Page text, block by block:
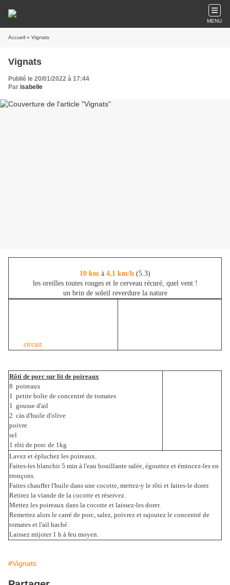
MENU
Accueil » Vignats
Vignats
Publié le 20/01/2022 à 17:44
Par isabelle
10 km à 4,1 km/h (5.3)
les oreilles toutes rouges et le cerveau récuré, quel vent !
un brin de soleil reverdure la nature
circuit
Rôti de porc sur lit de poireaux
8 poireaux
1 petite boîte de concentré de tomates
1 gousse d'ail
2 càs d'huile d'olive
poivre
sel
1 rôti de porc de 1kg
Lavez et épluchez les poireaux.
Faites-les blanchir 5 min à l'eau bouillante salée, égouttez et émincez-les en
tronçons.
Faites chauffer l'huile dans une cocotte, mettez-y le rôti et faites-le dorer.
Retirez la viande de la cocotte et réservez.
Mettez les poireaux dans la cocotte et laissez-les dorer.
Remettez alors le carré de porc, salez, poivrez et rajoutez le concentré de
tomates et l'ail haché.
Laissez mijoter 1 h à feu moyen.
#Vignats